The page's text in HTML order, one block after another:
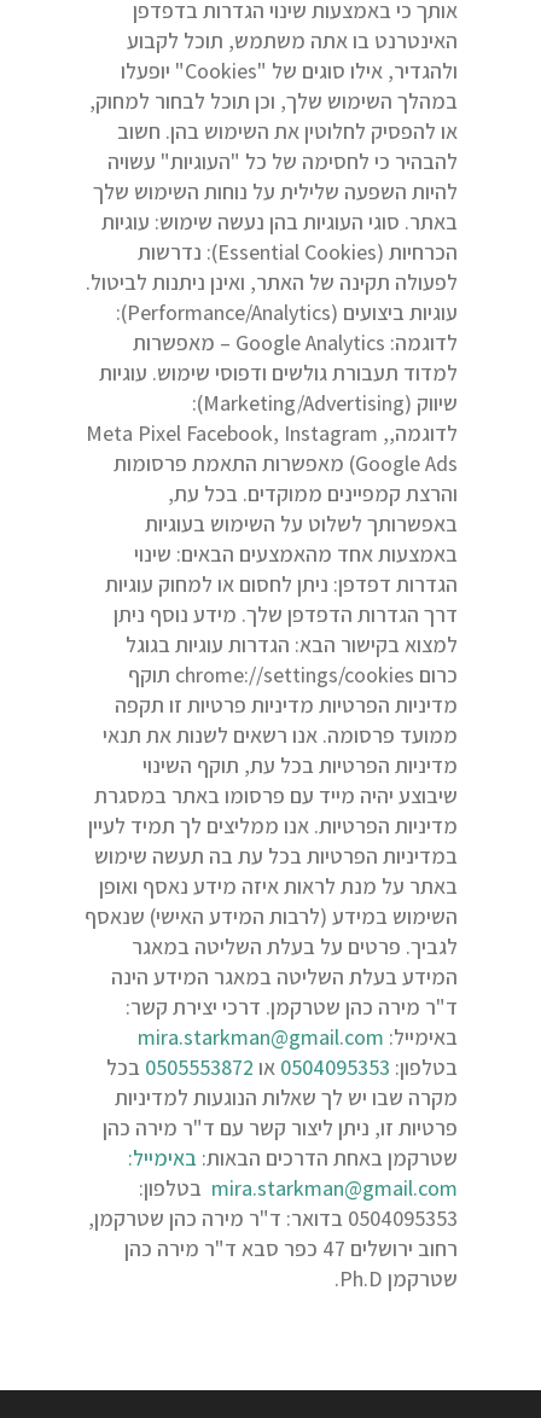
אותך כי באמצעות שינוי הגדרות בדפדפן
האינטרנט בו אתה משתמש, תוכל לקבוע
ולהגדיר, אילו סוגים של "Cookies" יופעלו
במהלך השימוש שלך, וכן תוכל לבחור למחוק,
או להפסיק לחלוטין את השימוש בהן. חשוב
להבהיר כי לחסימה של כל "העוגיות" עשויה
להיות השפעה שלילית על נוחות השימוש שלך
באתר. סוגי העוגיות בהן נעשה שימוש: עוגיות
הכרחיות (Essential Cookies): נדרשות
לפעולה תקינה של האתר, ואינן ניתנות לביטול.
עוגיות ביצועים (Performance/Analytics):
לדוגמה: Google Analytics – מאפשרות
למדוד תעבורת גולשים ודפוסי שימוש. עוגיות
שיווק (Marketing/Advertising):
לדוגמה,Meta Pixel Facebook, Instagram ,
Google Ads) מאפשרות התאמת פרסומות
והרצת קמפיינים ממוקדים. בכל עת,
באפשרותך לשלוט על השימוש בעוגיות
באמצעות אחד מהאמצעים הבאים: שינוי
הגדרות דפדפן: ניתן לחסום או למחוק עוגיות
דרך הגדרות הדפדפן שלך. מידע נוסף ניתן
למצוא בקישור הבא: הגדרות עוגיות בגוגל
כרום chrome://settings/cookies תוקף
מדיניות הפרטיות מדיניות פרטיות זו תקפה
ממועד פרסומה. אנו רשאים לשנות את תנאי
מדיניות הפרטיות בכל עת, תוקף השינוי
שיבוצע יהיה מייד עם פרסומו באתר במסגרת
מדיניות הפרטיות. אנו ממליצים לך תמיד לעיין
במדיניות הפרטיות בכל עת בה תעשה שימוש
באתר על מנת לראות איזה מידע נאסף ואופן
השימוש במידע (לרבות המידע האישי) שנאסף
לגביך. פרטים על בעלת השליטה במאגר
המידע בעלת השליטה במאגר המידע הינה
ד"ר מירה כהן שטרקמן. דרכי יצירת קשר:
באימייל: mira.starkman@gmail.com
בטלפון: 0504095353 או 0505553872 בכל
מקרה שבו יש לך שאלות הנוגעות למדיניות
פרטיות זו, ניתן ליצור קשר עם ד"ר מירה כהן
שטרקמן באחת הדרכים הבאות: באימייל:
mira.starkman@gmail.com בטלפון:
0504095353 בדואר: ד"ר מירה כהן שטרקמן,
רחוב ירושלים 47 כפר סבא ד"ר מירה כהן
שטרקמן Ph.D.